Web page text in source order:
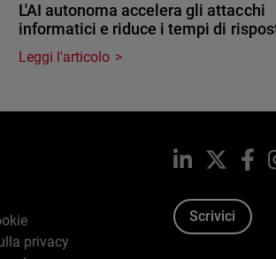
L'AI autonoma accelera gli attacchi
informatici e riduce i tempi di
Leggi l'articolo
privacy
LinkedIn
Scrivici